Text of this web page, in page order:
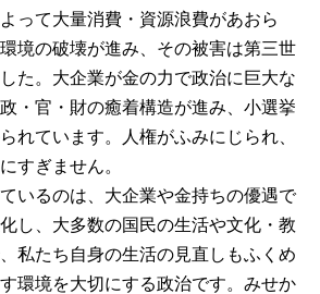
って大量消費・資源浪費があおら
境の破壊が進み、その被害は第三世
た。大企業が金の力で政治に巨大な
・官・財の癒着構造が進み、小選挙
れています。人権がふみにじられ、
すぎません。
いるのは、大企業や金持ちの優遇で
し、大多数の国民の生活や文化・教
私たち自身の生活の見直しもふくめ
環境を大切にする政治です。みせか